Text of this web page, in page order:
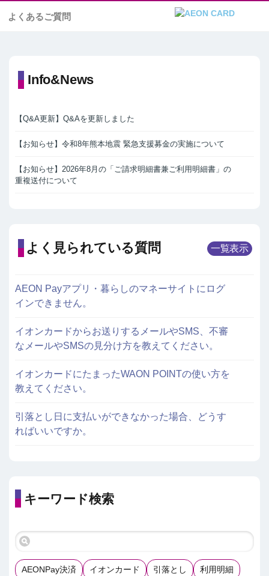
よくあるご質問
Info&News
【Q&A更新】Q&Aを更新しました
【お知らせ】令和8年熊本地震 緊急支援募金の実施について
【お知らせ】2026年8月の「ご請求明細書兼ご利用明細書」の
重複送付について
よく見られている質問 一覧表示
AEON Payアプリ・暮らしのマネーサイトにログ
インできません。
イオンカードからお送りするメールやSMS、不審
なメールやSMSの見分け方を教えてください。
イオンカードにたまったWAON POINTの使い方を
教えてください。
引落とし日に支払いができなかった場合、どうす
ればいいですか。
キーワード検索
AEONPay決済 イオンカード 引落とし 利用明細